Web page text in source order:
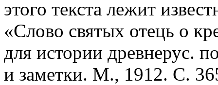
этого текста лежит
«Слово святых отець о
для истории древнерус.
и заметки. М., 1912. С.